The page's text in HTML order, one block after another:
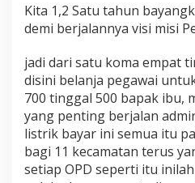
Kita 1,2 Satu tahun
demi berjalannya visi misi
jadi dari satu koma empat
disini belanja pegawai
700 tinggal 500 bapak ibu,
yang penting berjalan
listrik bayar ini semua itu
bagi 11 kecamatan terus
setiap OPD seperti itu